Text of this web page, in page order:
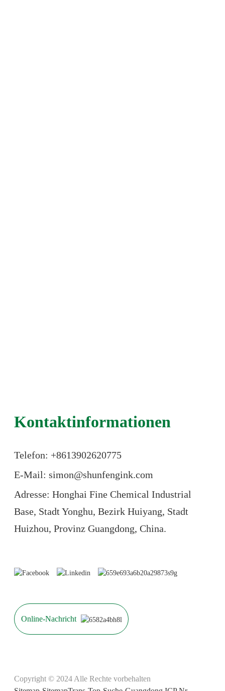
Kontaktinformationen
Telefon: +8613902620775
E-Mail: simon@shunfengink.com
Adresse: Honghai Fine Chemical Industrial
Base, Stadt Yonghu, Bezirk Huiyang, Stadt
Huizhou, Provinz Guangdong, China.
Online-Nachricht
Copyright © 2024 Alle Rechte vorbehalten